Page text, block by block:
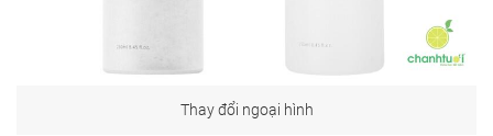
Thay đổi ngoại hình